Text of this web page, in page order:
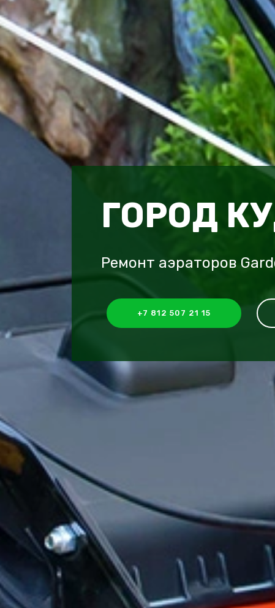
ГОРОД
Ремонт аэраторов
+7 812 507 21 15